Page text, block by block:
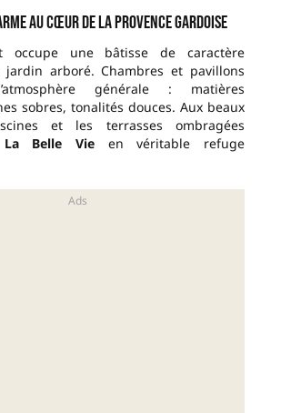
au cœur de la Provence gardoise
occupe une bâtisse de caractère
jardin arboré. Chambres et pavillons
générale : matières
sobres, tonalités douces. Aux beaux
et les terrasses ombragées
La Belle Vie en véritable refuge